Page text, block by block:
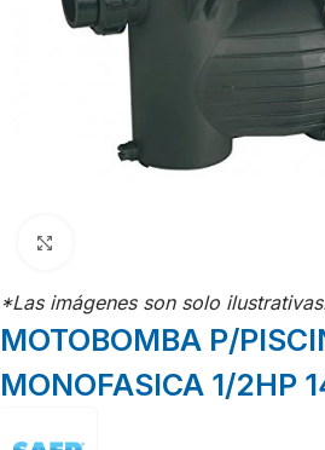
*Las imágenes son solo
MOTOBOMBA P/
MONOFASICA 1/2HP